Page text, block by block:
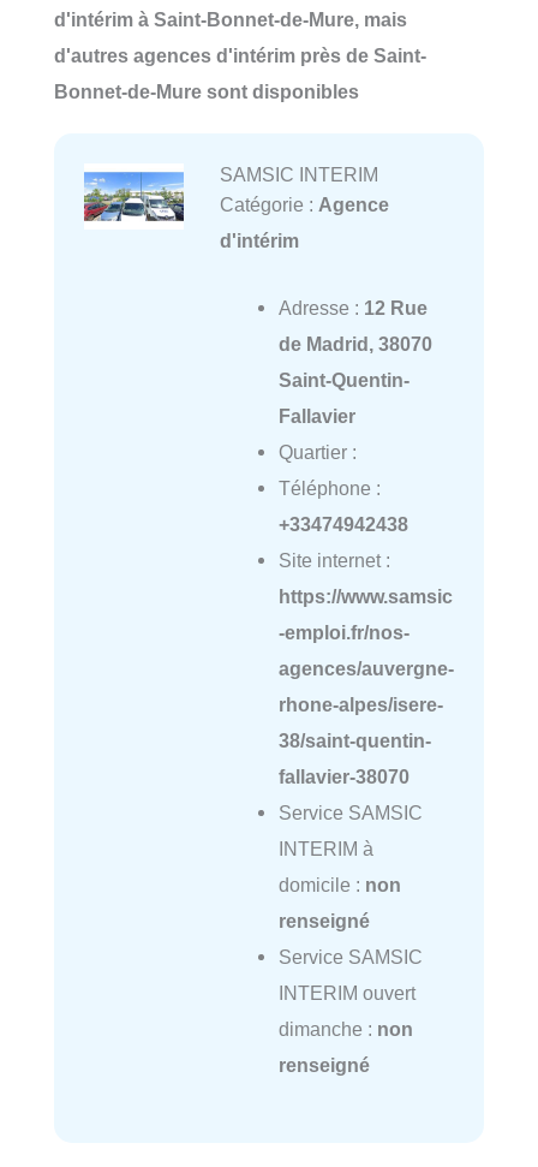
d'intérim à Saint-Bonnet-de-Mure, mais
d'autres agences d'intérim près de Saint-
Bonnet-de-Mure sont disponibles
SAMSIC INTERIM
Catégorie : Agence
d'intérim
Adresse : 12 Rue
de Madrid, 38070
Saint-Quentin-
Fallavier
Quartier :
Téléphone :
+33474942438
Site internet :
https://www.samsic
-emploi.fr/nos-
agences/auvergne-
rhone-alpes/isere-
38/saint-quentin-
fallavier-38070
Service SAMSIC
INTERIM à
domicile : non
renseigné
Service SAMSIC
INTERIM ouvert
dimanche : non
renseigné